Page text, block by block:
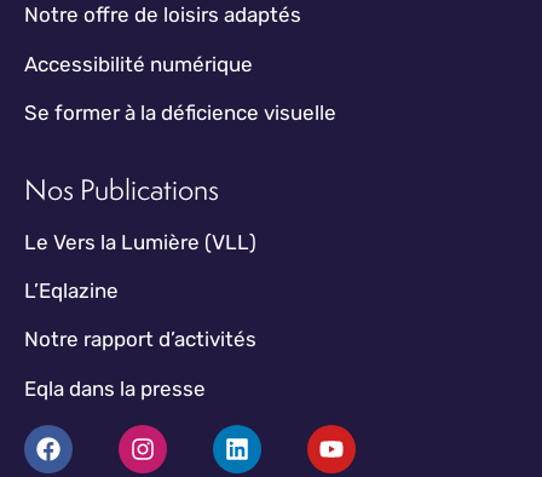
Notre offre de loisirs adaptés
Accessibilité numérique
Se former à la déficience visuelle
Nos Publications
Le Vers la Lumière (VLL)
L’Eqlazine
Notre rapport d’activités
Eqla dans la presse